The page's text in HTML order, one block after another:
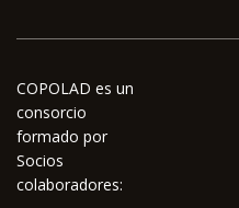
COPOLAD es un
consorcio
formado por
Socios
colaboradores: